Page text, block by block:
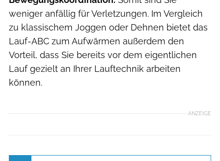
weniger anfällig für Verletzungen. Im Vergleich
zu klassischem Joggen oder Dehnen bietet das
Lauf-ABC zum Aufwärmen außerdem den
Vorteil, dass Sie bereits vor dem eigentlichen
Lauf gezielt an Ihrer Lauftechnik arbeiten
können.
ANZEIGE